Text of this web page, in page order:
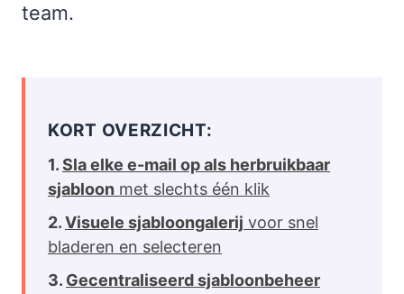
team.
KORT OVERZICHT:
Sla elke e-mail op als herbruikbaar
sjabloon met slechts één klik
Visuele sjabloongalerij voor snel
bladeren en selecteren
Gecentraliseerd sjabloonbeheer